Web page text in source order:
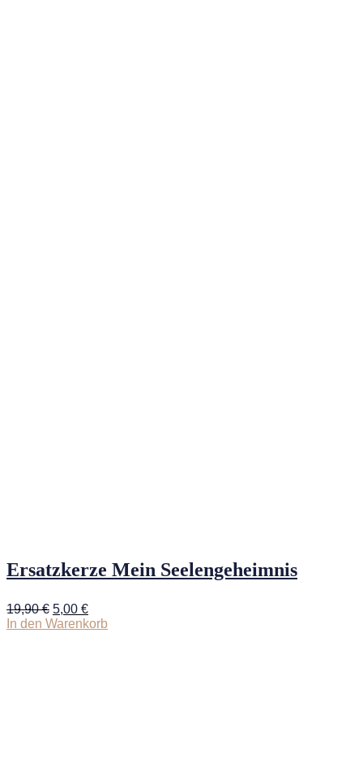
Ersatzkerze Mein Seelengeheimnis
19,90€ Ursprünglicher
Preis
5,00 €Aktueller
Preis
In den Warenkorb